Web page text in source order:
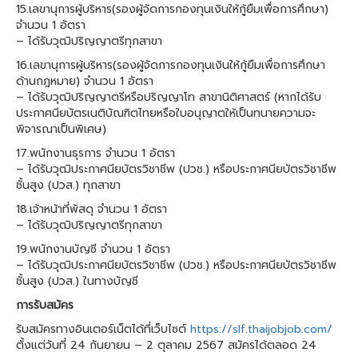
15.เลขานุการผู้บริหาร(รองผู้จัดการกองทุนเงินให้กู้ยืมเพื่อการศึกษา)
จำนวน 1 อัตรา
– ได้รับวุฒิปริญญาตรีทุกสาขา
16.เลขานุการผู้บริหาร(รองผู้จัดการกองทุนเงินให้กู้ยืมเพื่อการศึกษา
ด้านกฎหมาย) จำนวน 1 อัตรา
– ได้รับวุฒิปริญญาตรีหรือปริญญาโท สาขานิติศาสตร์ (หากได้รับ
ประกาศนียบัตรเนติบัณฑิตไทยหรือใบอนุญาตให้เป็นทนายความจะ
พิจารณาเป็นพิเศษ)
17.พนักงานธุรการ จำนวน 1 อัตรา
– ได้รับวุฒิประกาศนียบัตรวิชาชีพ (ปวช.) หรือประกาศนียบัตรวิชาชีพ
ชั้นสูง (ปวส.) ทุกสาขา
18.เจ้าหน้าที่พัสดุ จำนวน 1 อัตรา
– ได้รับวุฒิปริญญาตรีทุกสาขา
19.พนักงานบัญชี จำนวน 1 อัตรา
– ได้รับวุฒิประกาศนียบัตรวิชาชีพ (ปวช.) หรือประกาศนียบัตรวิชาชีพ
ชั้นสูง (ปวส.) ในทางบัญชี
การรับสมัคร
รับสมัครทางอินเตอร์เน็ตได้ที่เว็บไซต์https://slf.thaijobjob.com/
ตั้งแต่วันที่ 24 กันยายน – 2 ตุลาคม 2567 สมัครได้ตลอด 24